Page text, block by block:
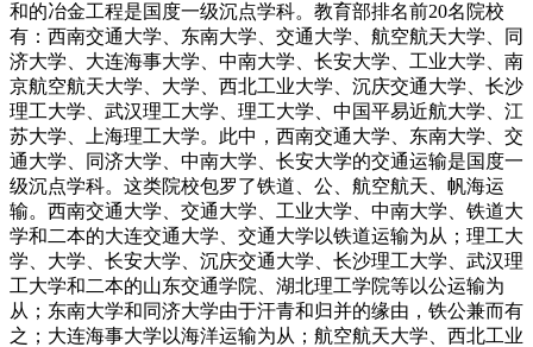
和的冶金工程是国度一级沉点学科。教育部排名前20名院校
有：西南交通大学、东南大学、交通大学、航空航天大学、同
济大学、大连海事大学、中南大学、长安大学、工业大学、南
京航空航天大学、大学、西北工业大学、沉庆交通大学、长沙
理工大学、武汉理工大学、理工大学、中国平易近航大学、江
苏大学、上海理工大学。此中，西南交通大学、东南大学、交
通大学、同济大学、中南大学、长安大学的交通运输是国度一
级沉点学科。这类院校包罗了铁道、公、航空航天、帆海运
输。西南交通大学、交通大学、工业大学、中南大学、铁道大
学和二本的大连交通大学、交通大学以铁道运输为从；理工大
学、大学、长安大学、沉庆交通大学、长沙理工大学、武汉理
工大学和二本的山东交通学院、湖北理工学院等以公运输为
从；东南大学和同济大学由于汗青和归并的缘由，铁公兼而有
之；大连海事大学以海洋运输为从；航空航天大学、西北工业